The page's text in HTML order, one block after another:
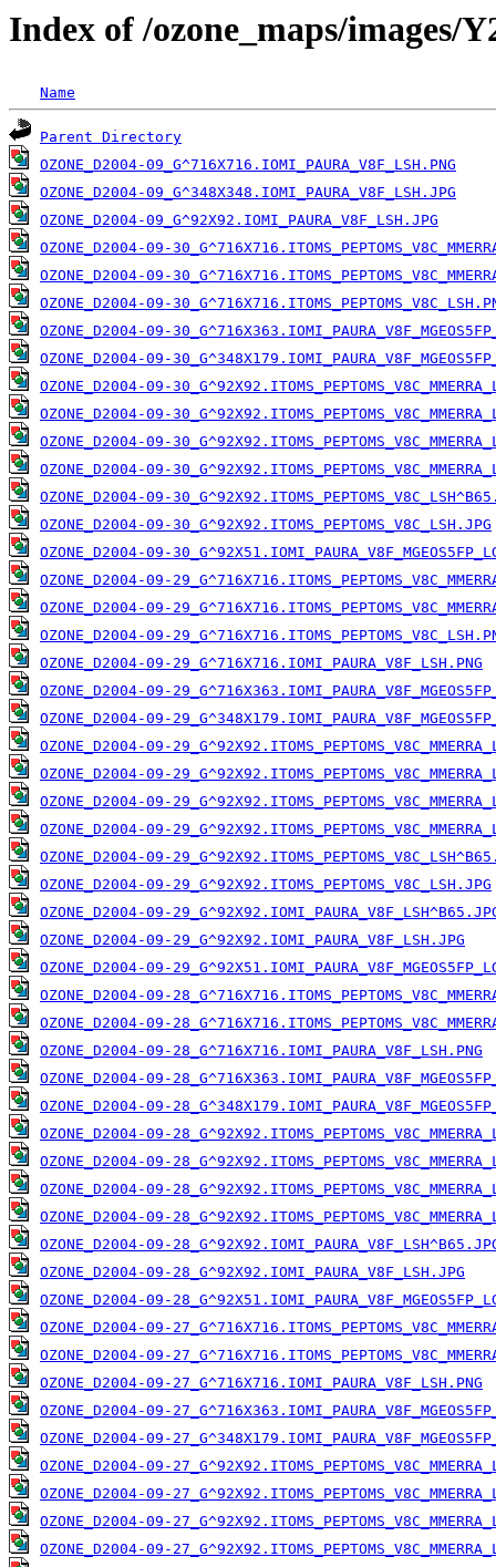
Index of /ozone_maps/images/
Name
Parent Directory
OZONE_D2004-09_G^716X716.IOMI_PAURA_V8F_LSH.PNG
OZONE_D2004-09_G^348X348.IOMI_PAURA_V8F_LSH.JPG
OZONE_D2004-09_G^92X92.IOMI_PAURA_V8F_LSH.JPG
OZONE_D2004-09-
OZONE_D2004-09-
OZONE_D2004-09-
OZONE_D2004-09-
OZONE_D2004-09-
OZONE_D2004-09-
OZONE_D2004-09-
OZONE_D2004-09-
OZONE_D2004-09-
OZONE_D2004-09-
OZONE_D2004-09-30_G^92X92.ITOMS_PEPTOMS_V8C_LSH.JPG
OZONE_D2004-09-
OZONE_D2004-09-
OZONE_D2004-09-
OZONE_D2004-09-
OZONE_D2004-09-29_G^716X716.IOMI_PAURA_V8F_LSH.PNG
OZONE_D2004-09-
OZONE_D2004-09-
OZONE_D2004-09-
OZONE_D2004-09-
OZONE_D2004-09-
OZONE_D2004-09-
OZONE_D2004-09-
OZONE_D2004-09-29_G^92X92.ITOMS_PEPTOMS_V8C_LSH.JPG
OZONE_D2004-09-
OZONE_D2004-09-29_G^92X92.IOMI_PAURA_V8F_LSH.JPG
OZONE_D2004-09-
OZONE_D2004-09-
OZONE_D2004-09-
OZONE_D2004-09-28_G^716X716.IOMI_PAURA_V8F_LSH.PNG
OZONE_D2004-09-
OZONE_D2004-09-
OZONE_D2004-09-
OZONE_D2004-09-
OZONE_D2004-09-
OZONE_D2004-09-
OZONE_D2004-09-
OZONE_D2004-09-28_G^92X92.IOMI_PAURA_V8F_LSH.JPG
OZONE_D2004-09-
OZONE_D2004-09-
OZONE_D2004-09-
OZONE_D2004-09-27_G^716X716.IOMI_PAURA_V8F_LSH.PNG
OZONE_D2004-09-
OZONE_D2004-09-
OZONE_D2004-09-
OZONE_D2004-09-
OZONE_D2004-09-
OZONE_D2004-09-